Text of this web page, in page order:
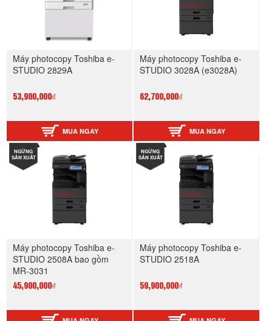
Máy photocopy Toshiba e-
STUDIO 2829A
53,900,000₫
MUA NGAY
Máy photocopy Toshiba e-
STUDIO 3028A (e3028A)
62,700,000₫
MUA NGAY
NGỪNG
SẢN XUẤT
Máy photocopy Toshiba e-
STUDIO 2508A bao gồm
MR-3031
45,900,000₫
NGỪNG
SẢN XUẤT
Máy photocopy Toshiba e-
STUDIO 2518A
59,900,000₫